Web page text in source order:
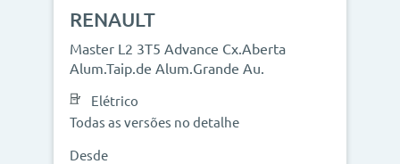
RENAULT
Master L2 3T5 Advance Cx.Aberta
Alum.Taip.de Alum.Grande Au.
Elétrico
Todas as versões no detalhe
Desde